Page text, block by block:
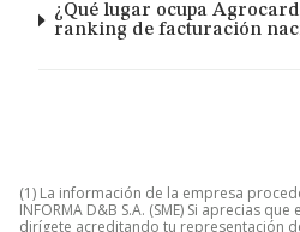
¿Qué lugar ocupa
ranking de facturación
(1) La información de la empresa
INFORMA D&B S.A. (SME) Si aprecias
dirígete acreditando tu representación